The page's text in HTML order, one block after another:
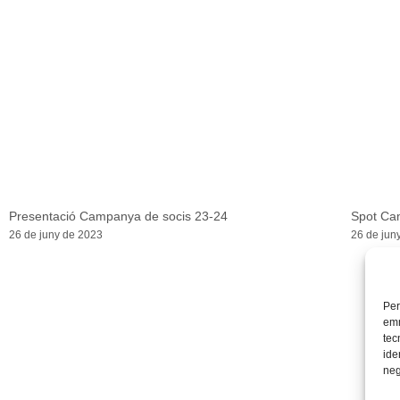
Presentació Campanya de socis 23-24
26 de juny de 2023
Spot
26 de